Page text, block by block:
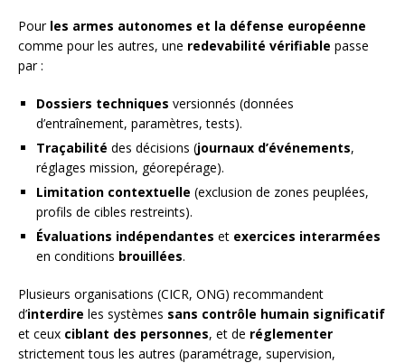
Pour les armes autonomes et la défense européenne
comme pour les autres, une redevabilité vérifiable passe
par :
Dossiers techniques versionnés (données
d’entraînement, paramètres, tests).
Traçabilité des décisions (journaux d’événements,
réglages mission, géorepérage).
Limitation contextuelle (exclusion de zones peuplées,
profils de cibles restreints).
Évaluations indépendantes et exercices interarmées
en conditions brouillées.
Plusieurs organisations (CICR, ONG) recommandent
d’interdire les systèmes sans contrôle humain significatif
et ceux ciblant des personnes, et de réglementer
strictement tous les autres (paramétrage, supervision,